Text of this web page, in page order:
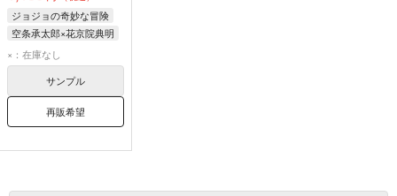
ジョジョの奇妙な冒険
空条承太郎×花京院典明
空条承太郎
花京院典明
×：在庫なし
サンプル
再販希望